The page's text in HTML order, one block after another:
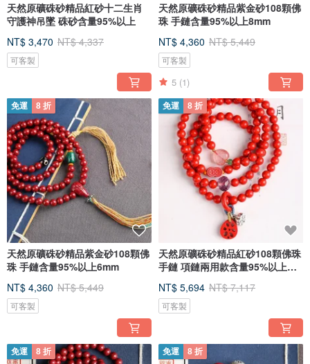
天然原礦硃砂精品紅砂十二生肖
守護神吊墜 硃砂含量95%以上
NT$ 3,470 NT$ 4,337
可客製
天然原礦硃砂精品紫金砂108顆佛
珠 手鏈含量95%以上8mm
NT$ 4,360 NT$ 5,449
可客製
5 (1)
免運 8 折
天然原礦硃砂精品紫金砂108顆佛
珠 手鏈含量95%以上6mm
NT$ 4,360 NT$ 5,449
可客製
免運 8 折
天然原礦硃砂精品紅砂108顆佛珠
手鏈 項鏈兩用款含量95%以上
NT$ 5,694 NT$ 7,117
可客製
免運 8 折 免運 8 折